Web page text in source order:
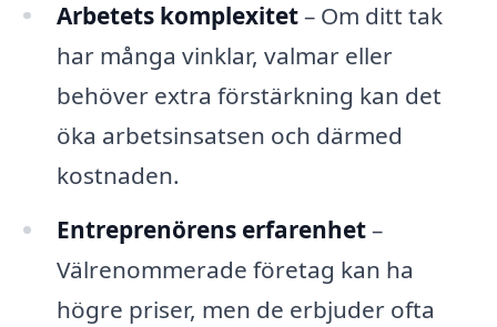
Arbetets komplexitet– Om ditt tak
har många vinklar, valmar eller
behöver extra förstärkning kan det
öka arbetsinsatsen och därmed
kostnaden.
Entreprenörens erfarenhet–
Välrenommerade företag kan ha
högre priser, men de erbjuder ofta